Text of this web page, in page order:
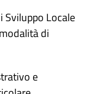
Locale
di
e